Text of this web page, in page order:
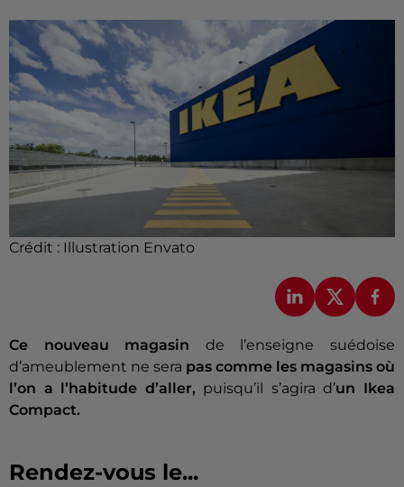
Crédit : Illustration Envato
Ce nouveau magasin de l’enseigne suédoise
d’ameublement ne sera pas comme les magasins où
l’on a l’habitude d’aller, puisqu’il s’agira d’un Ikea
Compact.
Rendez-vous le...